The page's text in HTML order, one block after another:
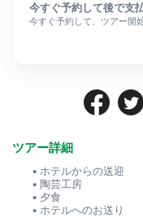
ツアー詳細
ホテルからの送迎
陶芸工房
夕食
ホテルへのお送り
今すぐ予約して後で支払
今すぐ予約して、ツアー開